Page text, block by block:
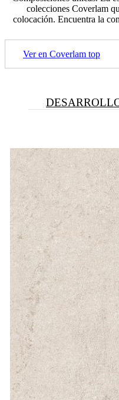
colecciones Coverlam
colocación. Encuentra la
Ver en Coverlam top